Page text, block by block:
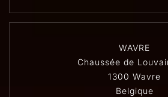
WAVRE
Chaussée de
1300 Wavre
Belgique